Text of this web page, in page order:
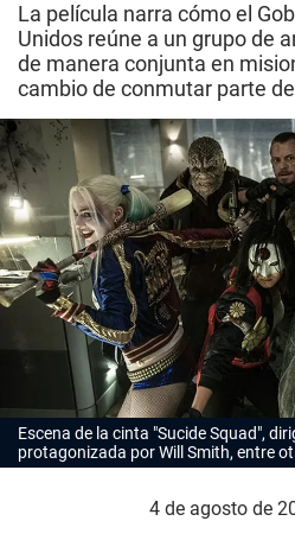
La película narra cómo el
Unidos reúne a un grupo de
de manera conjunta en
cambio de conmutar parte
Escena de la cinta "Sucide Squad",
protagonizada por Will Smith, entre
4 de agosto de